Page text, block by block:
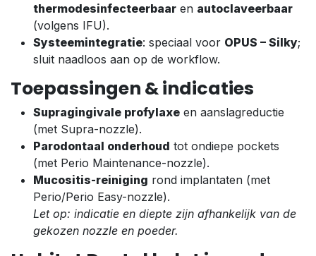
thermodesinfecteerbaar en autoclaveerbaar
(volgens IFU).
Systeemintegratie: speciaal voor OPUS – Silky;
sluit naadloos aan op de workflow.
Toepassingen & indicaties
Supragingivale profylaxe en aanslagreductie
(met Supra-nozzle).
Parodontaal onderhoud tot ondiepe pockets
(met Perio Maintenance-nozzle).
Mucositis-reiniging rond implantaten (met
Perio/Perio Easy-nozzle).
Let op: indicatie en diepte zijn afhankelijk van de
gekozen nozzle en poeder.